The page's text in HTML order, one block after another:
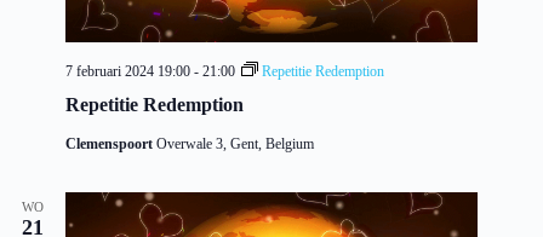
Repetitie Redemption
7 februari 2024 19:00 - 21:00 Repetitie Redemption
Clemenspoort Overwale 3, Gent, Belgium
WO
21